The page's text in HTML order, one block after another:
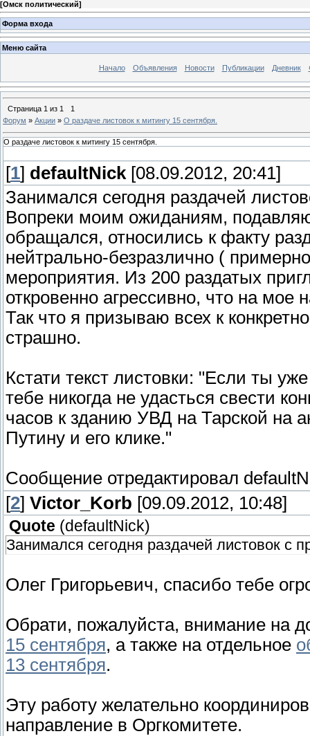
[Омск политический]
Форма входа
Меню сайта
Начало Объявления Новости Публикации Дневник
Страница 1 из 1
1
Форум » Акции » О раздаче листовок к митингу 15 сентября.
О раздаче листовок к митингу 15 сентября.
[1] defaultNick [08.09.2012, 20:41]
Занимался сегодня раздачей
Вопреки моим ожиданиям,
обращался, относились к факту
нейтрально-безразлично (
мероприятия. Из 200 раздатых
откровенно агрессивно, что на мое
Так что я призываю всех к
страшно.
Кстати текст листовки: "Если ты
тебе никогда не удасться свести
часов к зданию УВД на Тарской на
Путину и его клике."
Сообщение отредактировал
[2] Victor_Korb [09.09.2012, 10:48]
Quote (defaultNick)
Занимался сегодня раздачей листовок с
Олег Григорьевич, спасибо тебе
Обрати, пожалуйста, внимание на
15 сентября, а также на отдельное
13 сентября.
Эту работу желательно
направление в Оргкомитете.